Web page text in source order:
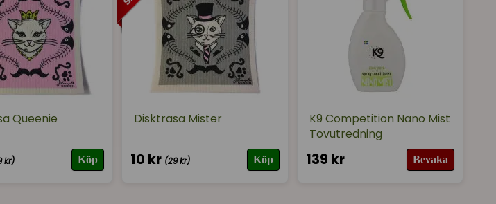
Queenie
kr) Köp
Disktrasa Mister
10 kr (29 kr) Köp
K9 Competition Nano Mist
Tovutredning
139 kr Bevaka